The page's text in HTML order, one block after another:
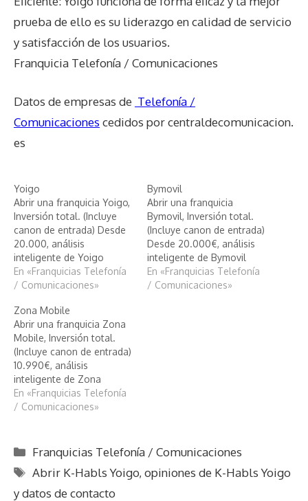
prueba de ello es su liderazgo en calidad de servicio
y satisfacción de los usuarios.
Franquicia Telefonía / Comunicaciones
Datos de empresas de Telefonía /
Comunicaciones cedidos por centraldecomunicacion.
es
Yoigo
Abrir una franquicia Yoigo,
Inversión total. (Incluye
canon de entrada) Desde
20.000, análisis
inteligente de Yoigo
En «Franquicias Telefonía
/ Comunicaciones»
Bymovil
Abrir una franquicia
Bymovil, Inversión total.
(Incluye canon de entrada)
Desde 20.000€, análisis
inteligente de Bymovil
En «Franquicias Telefonía
/ Comunicaciones»
Zona Mobile
Abrir una franquicia Zona
Mobile, Inversión total.
(Incluye canon de entrada)
10.990€, análisis
inteligente de Zona
Mobile
En «Franquicias Telefonía
/ Comunicaciones»
Categorías
Franquicias Telefonía / Comunicaciones
Etiquetas
Abrir K-Habls Yoigo,opiniones de K-Habls Yoigo
y datos de contacto